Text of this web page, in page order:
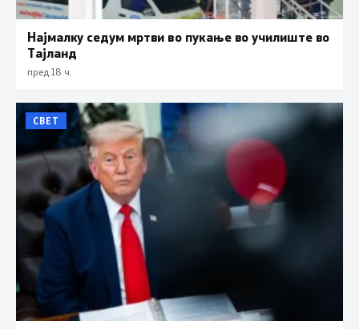
Најмалку седум мртви во пукање во училиште во
Тајланд
пред 18 ч.
СВЕТ